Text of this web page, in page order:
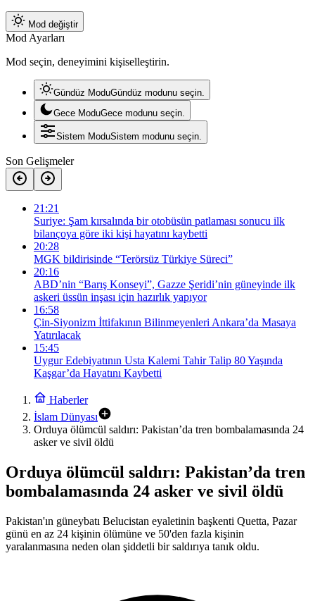
Mod değiştir
Mod Ayarları
Mod seçin, deneyimini kişiselleştirin.
Gündüz ModuGündüz modunu seçin.
Gece ModuGece modunu seçin.
Sistem ModuSistem modunu seçin.
Son Gelişmeler
21:21
Suriye: Şam kırsalında bir otobüsün patlaması sonucu ilk
bilançoya göre iki kişi hayatını kaybetti
20:28
MGK bildirisinde “Terörsüz Türkiye Süreci”
20:16
ABD’nin “Barış Konseyi”, Gazze Şeridi’nin güneyinde ilk
askeri üssün inşası için hazırlık yapıyor
16:58
Çin-Siyonizm İttifakının Bilinmeyenleri Ankara’da Masaya
Yatırılacak
15:45
Uygur Edebiyatının Usta Kalemi Tahir Talip 80 Yaşında
Kaşgar’da Hayatını Kaybetti
Haberler
İslam Dünyası
Orduya ölümcül saldırı: Pakistan’da tren bombalamasında 24
asker ve sivil öldü
Orduya ölümcül saldırı: Pakistan’da tren
bombalamasında 24 asker ve sivil öldü
Pakistan'ın güneybatı Belucistan eyaletinin başkenti Quetta, Pazar
günü en az 24 kişinin ölümüne ve 50'den fazla kişinin
yaralanmasına neden olan şiddetli bir saldırıya tanık oldu.